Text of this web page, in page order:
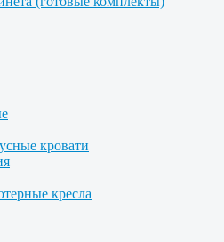
кровати
кресла